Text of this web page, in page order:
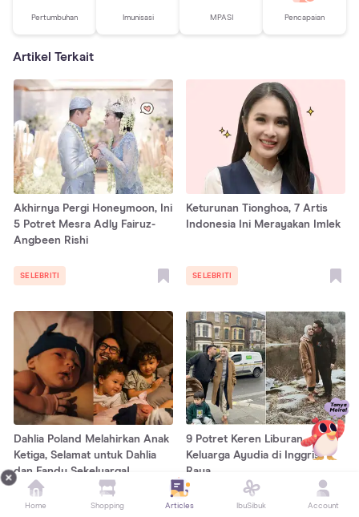
Pertumbuhan Imunisasi MPASI Pencapaian
Artikel Terkait
Akhirnya Pergi Honeymoon, Ini
5 Potret Mesra Adly Fairuz-
Angbeen Rishi
SELEBRITI
Keturunan Tionghoa, 7 Artis
Indonesia Ini Merayakan Imlek
SELEBRITI
Dahlia Poland Melahirkan Anak
Ketiga, Selamat untuk Dahlia
dan Fandy Sekeluarga!
SELEBRITI
9 Potret Keren Liburan
Keluarga Ayudia di Inggris
Raya
SELEBRITI
Home Shopping Articles IbuSibuk Account